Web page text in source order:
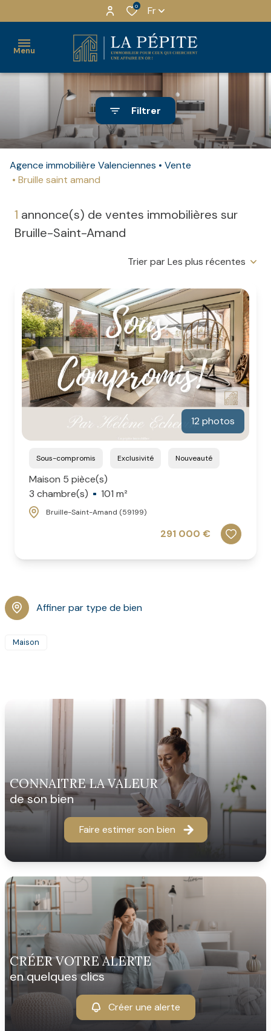
0 Fr
Menu
ACHETER
MAISONS
APPARTEMENTS
LOCAUX
PRO
LOUER
LOCATION
LOCATION
LOCATION
ESTIMER
QUI
NOUS ?
EQUIPE
NOS
AVIS
CLIENTS
Filtrer
Agence immobilière Valenciennes
Vente
Bruille saint amand
1 annonce(s) de ventes immobilières sur
Bruille-Saint-Amand
Trier par Les plus récentes
12 photos
Sous-compromis Exclusivité Nouveauté
Maison 5 pièce(s)
3 chambre(s)
101 m²
Bruille-Saint-Amand (59199)
291 000 €
Affiner par type de bien
Maison
CONNAITRE LA VALEUR
de son bien
Faire estimer son bien
CRÉER VOTRE ALERTE
en quelques clics
Créer une alerte